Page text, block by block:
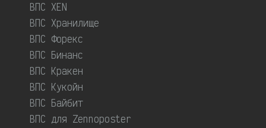
ВПС XEN
ВПС Хранилище
ВПС Форекс
ВПС Бинанс
ВПС Кракен
ВПС Кукойн
ВПС Байбит
ВПС для Zennoposter